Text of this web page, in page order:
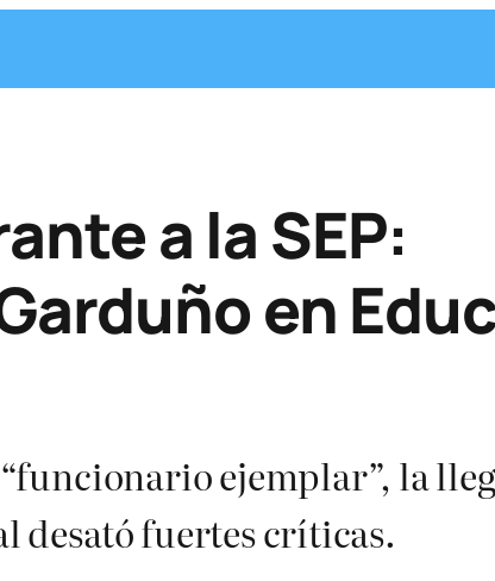
a la SEP:
en
ejemplar”, la
desató fuertes críticas.